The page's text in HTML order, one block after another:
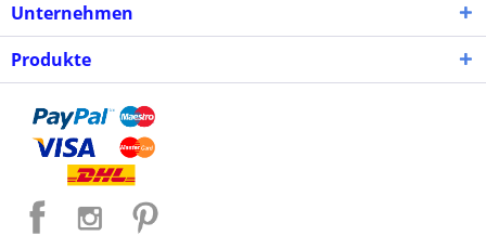
Unternehmen
Produkte